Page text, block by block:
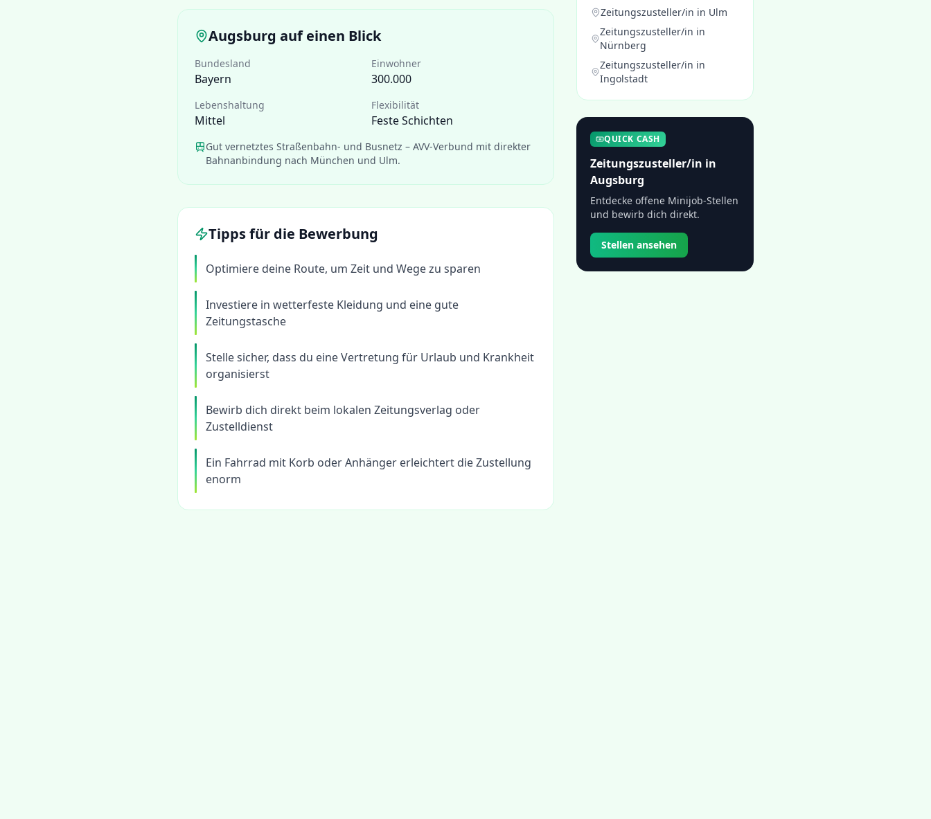
Augsburg auf einen Blick
Bundesland
Bayern
Einwohner
300.000
Lebenshaltung
Mittel
Flexibilität
Feste Schichten
Gut vernetztes Straßenbahn- und Busnetz – AVV-Verbund mit direkter
Bahnanbindung nach München und Ulm.
Tipps für die Bewerbung
Optimiere deine Route, um Zeit und Wege zu sparen
Investiere in wetterfeste Kleidung und eine gute
Zeitungstasche
Stelle sicher, dass du eine Vertretung für Urlaub und Krankheit
organisierst
Bewirb dich direkt beim lokalen Zeitungsverlag oder
Zustelldienst
Ein Fahrrad mit Korb oder Anhänger erleichtert die Zustellung
enorm
Zeitungszusteller/in in Ulm
Zeitungszusteller/in in
Nürnberg
Zeitungszusteller/in in
Ingolstadt
QUICK CASH
Zeitungszusteller/in in
Augsburg
Entdecke offene Minijob-Stellen
und bewirb dich direkt.
Stellen ansehen